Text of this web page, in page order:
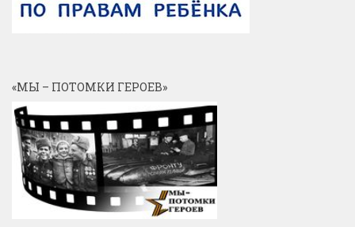
«МЫ – ПОТОМКИ ГЕРОЕВ»